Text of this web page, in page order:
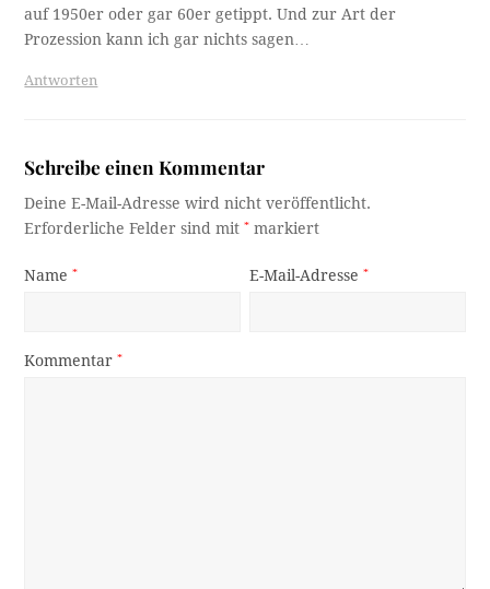
auf 1950er oder gar 60er getippt. Und zur Art der
Prozession kann ich gar nichts sagen…
Antworten
Schreibe einen Kommentar
Deine E-Mail-Adresse wird nicht veröffentlicht.
Erforderliche Felder sind mit* markiert
Name* E-Mail-Adresse*
Kommentar*